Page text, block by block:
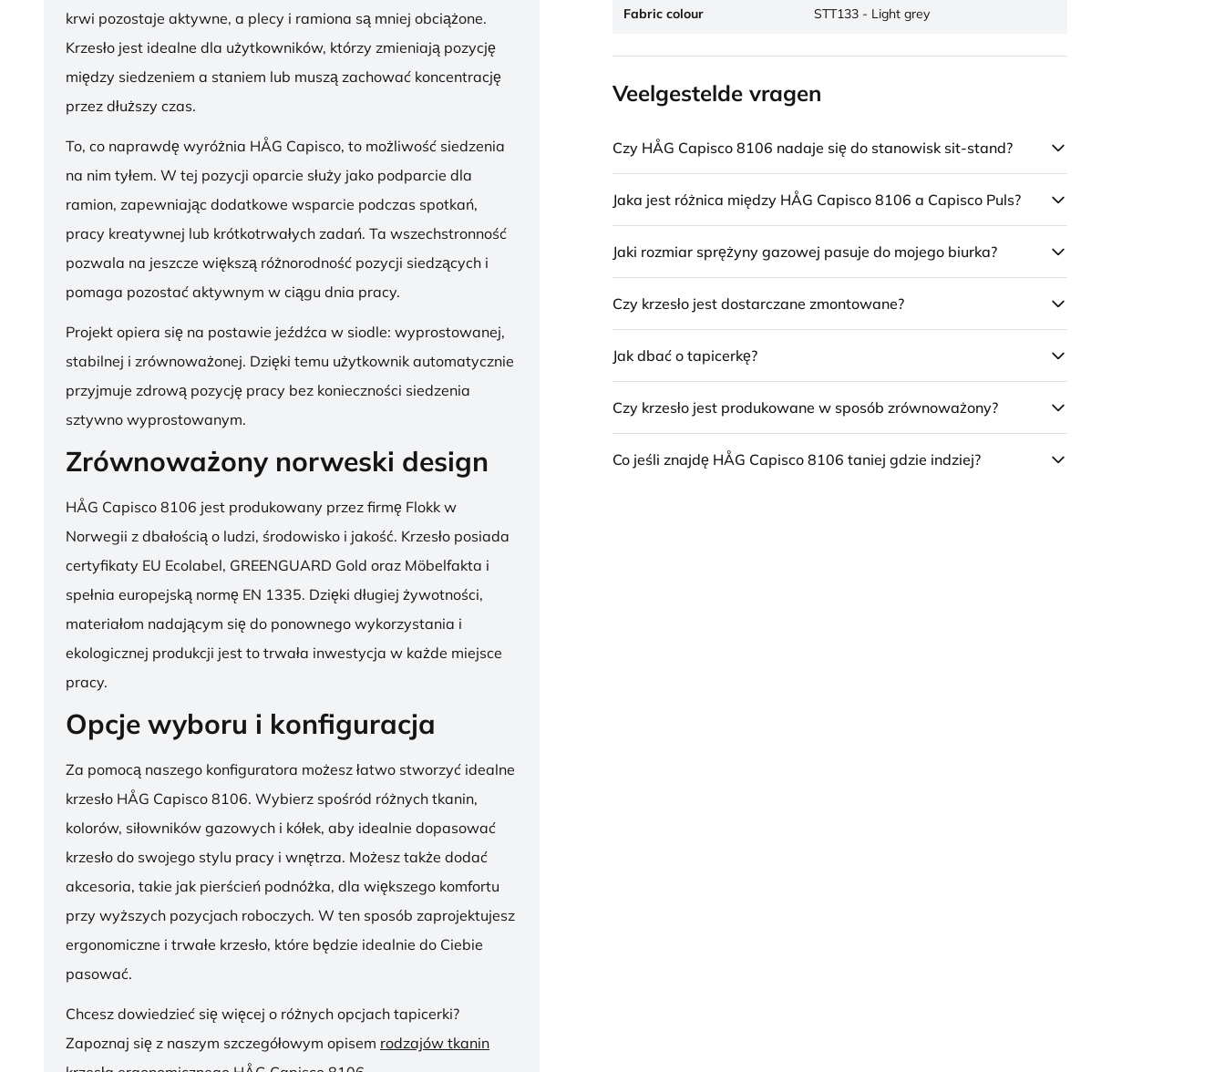
krwi pozostaje aktywne, a plecy i ramiona są mniej obciążone.
Krzesło jest idealne dla użytkowników, którzy zmieniają pozycję
między siedzeniem a staniem lub muszą zachować koncentrację
przez dłuższy czas.
To, co naprawdę wyróżnia HÅG Capisco, to możliwość siedzenia
na nim tyłem. W tej pozycji oparcie służy jako podparcie dla
ramion, zapewniając dodatkowe wsparcie podczas spotkań,
pracy kreatywnej lub krótkotrwałych zadań. Ta wszechstronność
pozwala na jeszcze większą różnorodność pozycji siedzących i
pomaga pozostać aktywnym w ciągu dnia pracy.
Projekt opiera się na postawie jeźdźca w siodle: wyprostowanej,
stabilnej i zrównoważonej. Dzięki temu użytkownik automatycznie
przyjmuje zdrową pozycję pracy bez konieczności siedzenia
sztywno wyprostowanym.
Zrównoważony norweski design
HÅG Capisco 8106 jest produkowany przez firmę Flokk w
Norwegii z dbałością o ludzi, środowisko i jakość. Krzesło posiada
certyfikaty EU Ecolabel, GREENGUARD Gold oraz Möbelfakta i
spełnia europejską normę EN 1335. Dzięki długiej żywotności,
materiałom nadającym się do ponownego wykorzystania i
ekologicznej produkcji jest to trwała inwestycja w każde miejsce
pracy.
Opcje wyboru i konfiguracja
Za pomocą naszego konfiguratora możesz łatwo stworzyć idealne
krzesło HÅG Capisco 8106. Wybierz spośród różnych tkanin,
kolorów, siłowników gazowych i kółek, aby idealnie dopasować
krzesło do swojego stylu pracy i wnętrza. Możesz także dodać
akcesoria, takie jak pierścień podnóżka, dla większego komfortu
przy wyższych pozycjach roboczych. W ten sposób zaprojektujesz
ergonomiczne i trwałe krzesło, które będzie idealnie do Ciebie
pasować.
Chcesz dowiedzieć się więcej o różnych opcjach tapicerki?
Zapoznaj się z naszym szczegółowym opisem rodzajów tkanin
Fabric colour STT133 - Light grey
Veelgestelde vragen
Czy HÅG Capisco 8106 nadaje się do stanowisk sit-stand?
Jaka jest różnica między HÅG Capisco 8106 a Capisco Puls?
Jaki rozmiar sprężyny gazowej pasuje do mojego biurka?
Czy krzesło jest dostarczane zmontowane?
Jak dbać o tapicerkę?
Czy krzesło jest produkowane w sposób zrównoważony?
Co jeśli znajdę HÅG Capisco 8106 taniej gdzie indziej?